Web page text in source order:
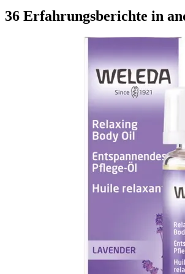
36 Erfahrungsberichte in